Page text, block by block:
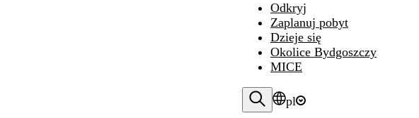
Odkryj
Zaplanuj pobyt
Dzieje się
Okolice Bydgoszczy
MICE
pl